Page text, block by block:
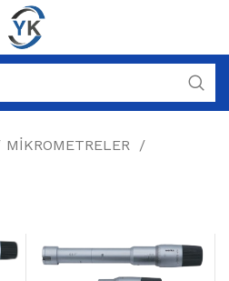
MİKROMETRELER